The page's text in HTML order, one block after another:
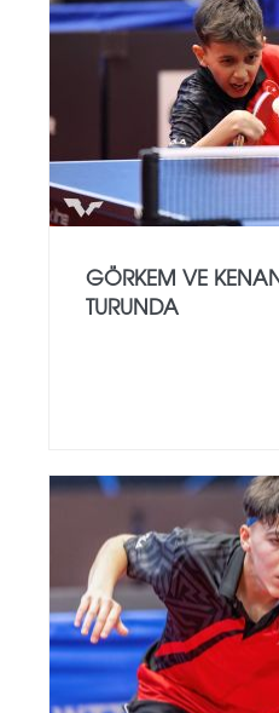
GÖRKEM VE
TURUNDA